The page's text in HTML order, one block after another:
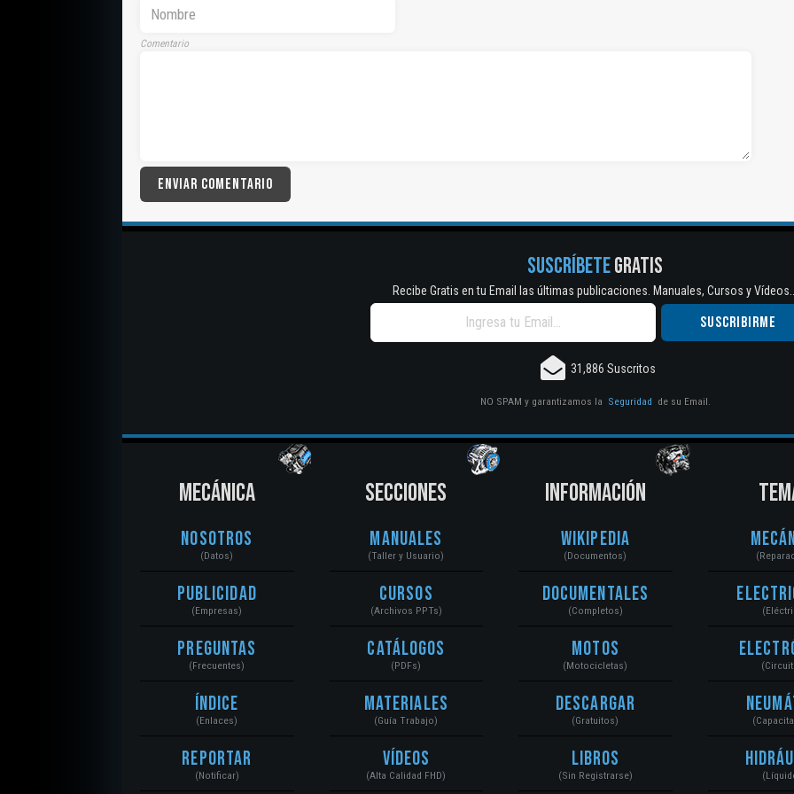
Comentario
SUSCRÍBETEGRATIS
Recibe Gratis en tu Email las últimas publicaciones. Manuales, Cursos y
31,886 Suscritos
NO SPAM y garantizamos la Seguridad de su Email.
MECÁNICA
Nosotros
(Datos)
Publicidad
(Empresas)
Preguntas
(Frecuentes)
Índice
(Enlaces)
Reportar
(Notificar)
SECCIONES
Manuales
(Taller y Usuario)
Cursos
(Archivos PPTs)
Catálogos
(PDFs)
Materiales
(Guía Trabajo)
Vídeos
(Alta Calidad FHD)
INFORMACIÓN
Wikipedia
(Documentos)
Documentales
(Completos)
Motos
(Motocicletas)
Descargar
(Gratuitos)
Libros
(Sin Registrarse)